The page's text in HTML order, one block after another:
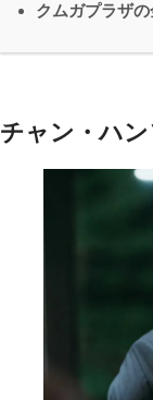
クムガプラザ
チャン・ハ